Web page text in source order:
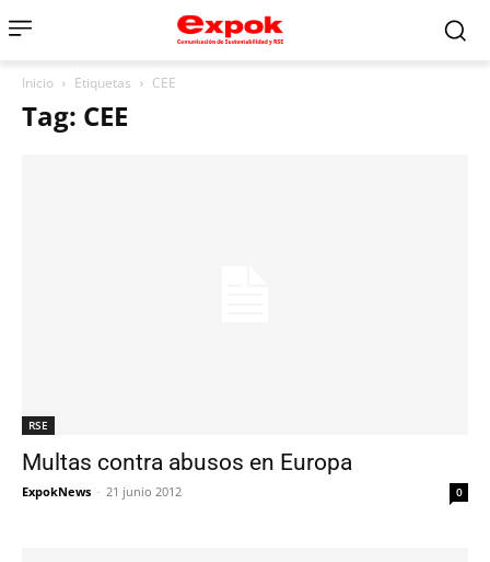
Inicio Etiquetas CEE
Tag: CEE
RSE
Multas contra abusos en Europa
ExpokNews - 21 junio 2012 0